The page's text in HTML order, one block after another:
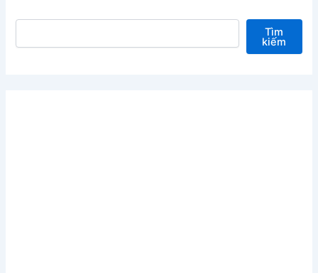
Tìm kiếm Tìm
kiếm